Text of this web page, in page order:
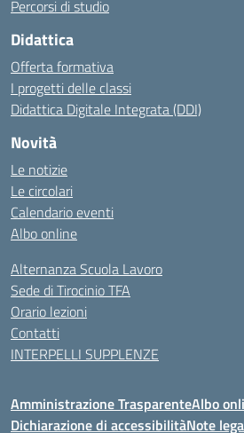
Percorsi di studio
Didattica
Offerta formativa
I progetti delle classi
Didattica Digitale Integrata (DDI)
Novità
Le notizie
Le circolari
Calendario eventi
Albo online
Alternanza Scuola Lavoro
Sede di Tirocinio TFA
Orario lezioni
Contatti
INTERPELLI SUPPLENZE
Amministrazione TrasparenteAlbo
Dichiarazione di accessibilitàNote